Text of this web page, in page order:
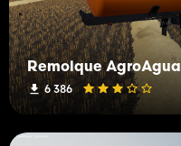
Remolque AgroAgua
6 386